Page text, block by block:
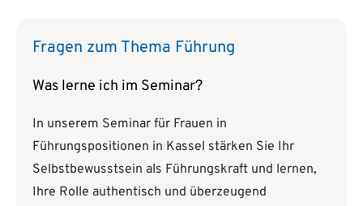
Fragen zum Thema Führung
Was lerne ich im Seminar?
In unserem Seminar für Frauen in
Führungspositionen in Kassel stärken Sie Ihr
Selbstbewusstsein als Führungskraft und lernen,
Ihre Rolle authentisch und überzeugend